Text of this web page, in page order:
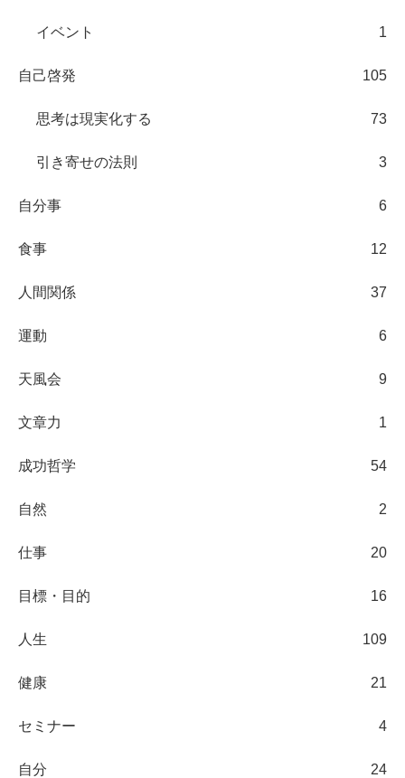
イベント 1
自己啓発 105
思考は現実化する 73
引き寄せの法則 3
自分事 6
食事 12
人間関係 37
運動 6
天風会 9
文章力 1
成功哲学 54
自然 2
仕事 20
目標・目的 16
人生 109
健康 21
セミナー 4
自分 24